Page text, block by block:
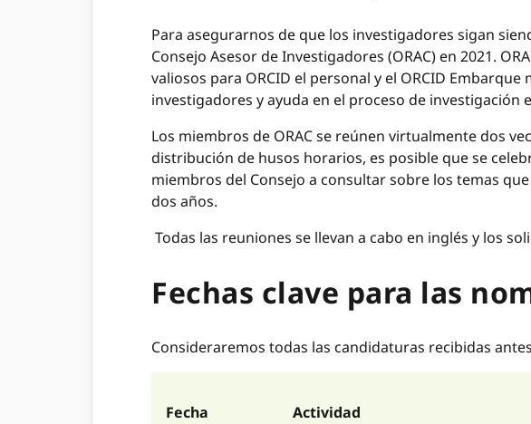
Para asegurarnos de que los investigadores sigan
Consejo Asesor de Investigadores (ORAC) en 2021.
valiosos para ORCID el personal y el ORCID
investigadores y ayuda en el proceso de investigación
Los miembros de ORAC se reúnen virtualmente dos
distribución de husos horarios, es posible que se
miembros del Consejo a consultar sobre los temas
dos años.
Todas las reuniones se llevan a cabo en inglés y los
Fechas clave para las
Consideraremos todas las candidaturas recibidas
Fecha Actividad